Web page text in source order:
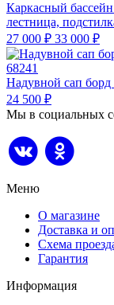
Каркасный
лестница,
27 000 ₽ 33 000 ₽
Надувной сап
24 500 ₽
Мы в социальных
Меню
О магазине
Доставка и
Схема
Гарантия
Информация